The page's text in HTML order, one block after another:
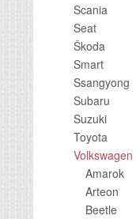
Scania
Seat
Škoda
Smart
Ssangyong
Subaru
Suzuki
Toyota
Volkswagen
Amarok
Arteon
Beetle